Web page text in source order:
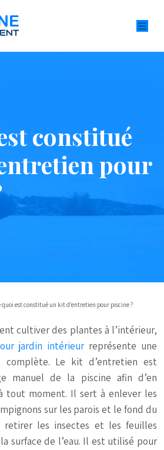
constitué
pour
quoi est constitué un kit d’entretien pour piscine ?
cultiver des plantes à l’intérieur,
jardin intérieurreprésente une
Le kit d’entretien est
manuel de la piscine afin d’en
tout moment. Il sert à enlever les
sur les parois et le fond du
retirer les insectes et les feuilles
surface de l’eau. Il est utilisé pour